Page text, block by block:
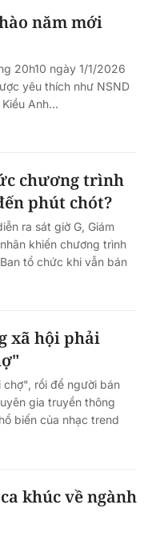
năm mới
20h10 ngày 1/1/2026
yêu thích như NSND
Anh...
chương trình
phút chót?
ra sát giờ G, Giám
khiến chương trình
tổ chức khi vẫn bán
xã hội phải
rồi để người bán
gia truyền thông
biến của nhạc trend
khúc về ngành
vụ y tế kỹ thuật